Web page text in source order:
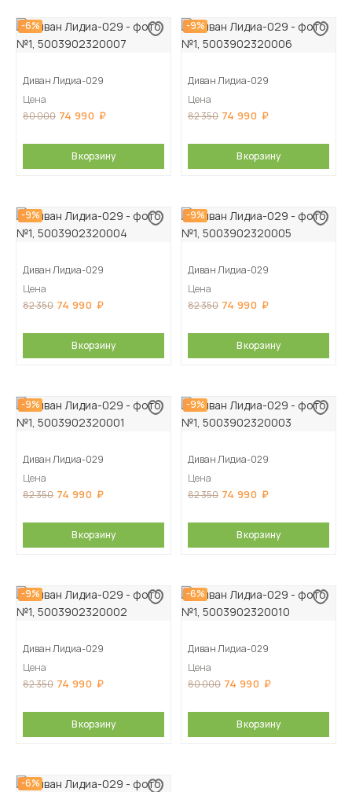
-6%
Диван Лидиа-029
Цена
80 000 74 990
В корзину
-9%
Диван Лидиа-029
Цена
82 350 74 990
В корзину
-9%
Диван Лидиа-029
Цена
82 350 74 990
В корзину
-9%
Диван Лидиа-029
Цена
82 350 74 990
В корзину
-9%
Диван Лидиа-029
Цена
82 350 74 990
В корзину
-9%
Диван Лидиа-029
Цена
82 350 74 990
В корзину
-9%
Диван Лидиа-029
Цена
82 350 74 990
В корзину
-6%
Диван Лидиа-029
Цена
80 000 74 990
В корзину
-6%